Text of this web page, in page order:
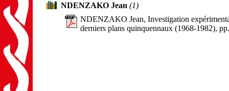
NDENZAKO Jean (1)
NDENZAKO Jean, Investigation
derniers plans quinquennaux (1968-1982),